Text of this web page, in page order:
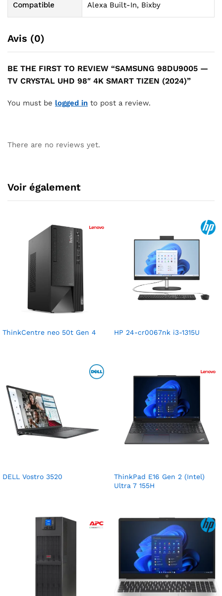
Compatible Alexa Built-In, Bixby
Avis (0)
BE THE FIRST TO REVIEW “SAMSUNG 98DU9005 —
TV CRYSTAL UHD 98″ 4K SMART TIZEN (2024)”
You must be logged in to post a review.
There are no reviews yet.
Voir également
ThinkCentre neo 50t Gen 4 HP 24-cr0067nk i3-1315U
DELL Vostro 3520
ThinkPad E16 Gen 2 (Intel)
Ultra 7 155H